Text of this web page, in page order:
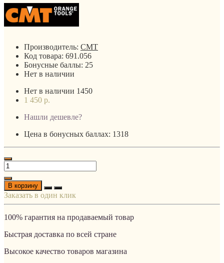
Производитель: CMT
Код товара: 691.056
Бонусные баллы: 25
Нет в наличии
Нет в наличии 1450
1 450 р.
Нашли дешевле?
Цена в бонусных баллах: 1318
В корзину
Заказать в один клик
100% гарантия на продаваемый товар
Быстрая доставка по всей стране
Высокое качество товаров магазина